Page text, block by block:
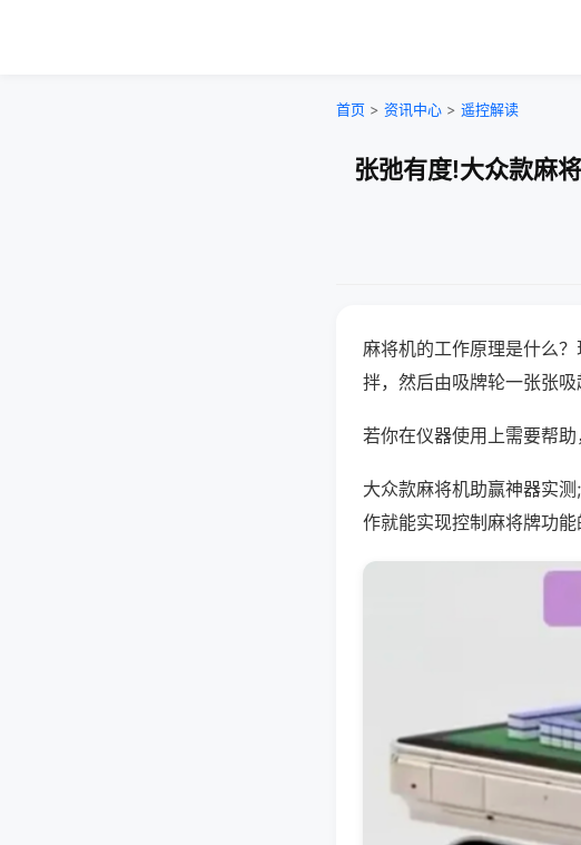
首页 > 资讯中心 > 遥控解读
张弛有度!大众款麻
麻将机的工作原理是什么
拌，然后由吸牌轮一张张
若你在仪器使用上需要帮
大众款麻将机助赢神器实
作就能实现控制麻将牌功能